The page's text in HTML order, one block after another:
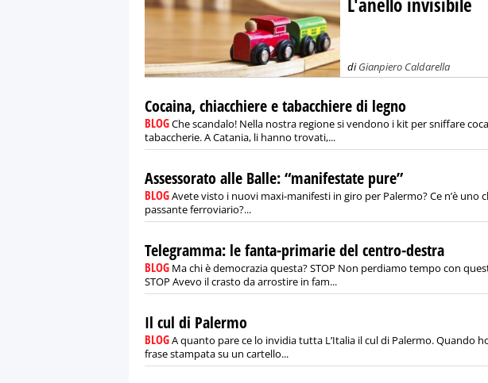
L'anello invisibile
diGianpiero Caldarella
Cocaina, chiacchiere e tabacchiere di legno
BLOGChe scandalo! Nella nostra regione si vendono i kit per sniffare
tabaccherie. A Catania, li hanno trovati,...
Assessorato alle Balle: “manifestate pure”
BLOGAvete visto i nuovi maxi-manifesti in giro per Palermo? Ce n’è uno
passante ferroviario?...
Telegramma: le fanta-primarie del centro-destra
BLOG Ma chi è democrazia questa? STOP Non perdiamo tempo con
STOP Avevo il crasto da arrostire in fam...
Il cul di Palermo
BLOGA quanto pare ce lo invidia tutta L’Italia il cul di Palermo. Quando
frase stampata su un cartello...